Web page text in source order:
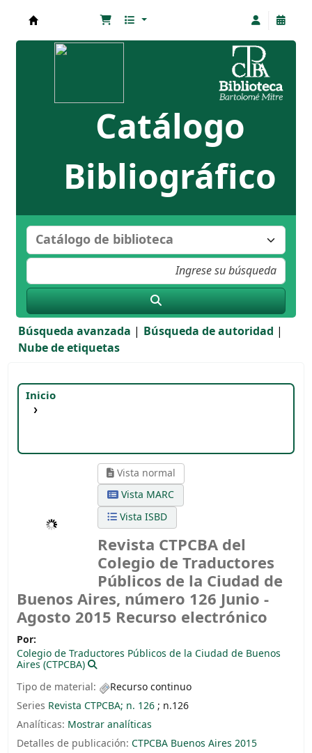
Biblioteca Bartolomé Mitre
Catálogo
Bibliográfico
Búsqueda avanzada
Búsqueda de autoridad
Nube de etiquetas
Inicio
Vista normal
Vista MARC
Vista ISBD
Revista CTPCBA del
Colegio de Traductores
Públicos de la Ciudad de
Buenos Aires, número 126 Junio -
Agosto 2015 Recurso electrónico
Por:
Colegio de Traductores Públicos de la Ciudad de Buenos
Aires (CTPCBA)
Tipo de material:
Recurso continuo
Series Revista CTPCBA; n. 126; n.126
Analíticas: Mostrar analíticas
Detalles de publicación:CTPCBA Buenos Aires 2015